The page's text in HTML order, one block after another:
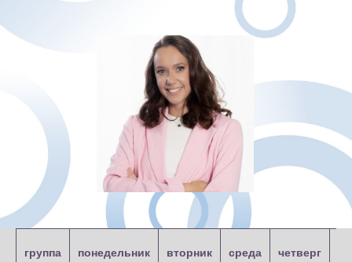
группа понедельник вторник среда четверг